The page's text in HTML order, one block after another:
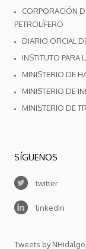
CORPORACIÓN
PETROLÍFERO
DIARIO OFICIAL
INSTITUTO PARA
MINISTERIO DE
MINISTERIO DE
MINISTERIO DE
SÍGUENOS
twitter
linkedin
Tweets by